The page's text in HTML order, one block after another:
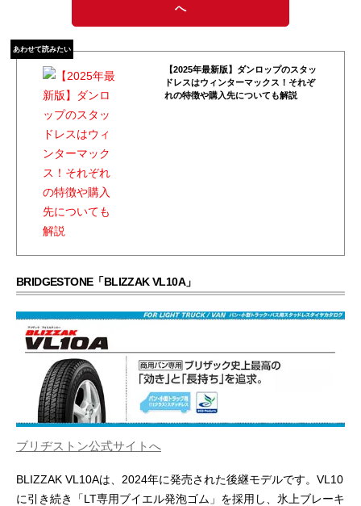
へ
あわせて読みたい
【2025年最新版】ダンロップのスタッ
ドレスはウィンターマックス！それぞ
れの特徴や購入先についても解説
BRIDGESTONE「BLIZZAK VL10A」
ブリヂストン公式サイトへ
BLIZZAK VL10Aは、2024年に発売された後継モデルです。VL10
に引き続き「LT専用ブイエル発泡ゴム」を採用し、氷上ブレーキ